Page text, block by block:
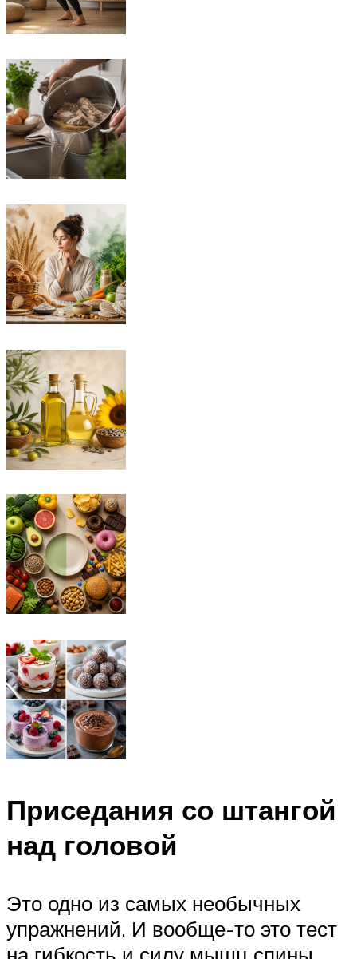
Приседания со штангой
над головой
Это одно из самых необычных
упражнений. И вообще-то это тест